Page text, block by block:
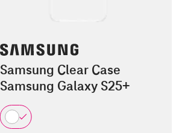
Samsung Clear Case
Samsung Galaxy S25+